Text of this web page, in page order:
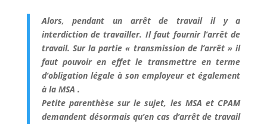
Alors, pendant un arrêt de travail il y a
interdiction de travailler. Il faut fournir l’arrêt de
travail. Sur la partie « transmission de l’arrêt » il
faut pouvoir en effet le transmettre en terme
d’obligation légale à son employeur et également
à la MSA .
Petite parenthèse sur le sujet, les MSA et CPAM
demandent désormais qu’en cas d’arrêt de travail